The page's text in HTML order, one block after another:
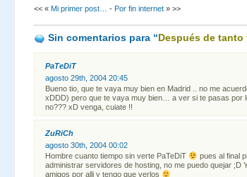
<< « Mi primer post… - Por fin internet » >>
Sin comentarios para “Después de
PaTeDiT
agosto 29th, 2004 20:45
Bueno tio, que te vaya muy bien en Madrid .. no me
xDDD) pero que te vaya muy bien… a ver si te pasas por
no??? xD venga, cuiate !!
ZuRiCh
agosto 30th, 2004 00:02
Hombre cuanto tiempo sin verte PaTeDiT
pues al final
administrar servidores de hosting, no me puedo quejar ;D
amigos por alli y tengo que verlos